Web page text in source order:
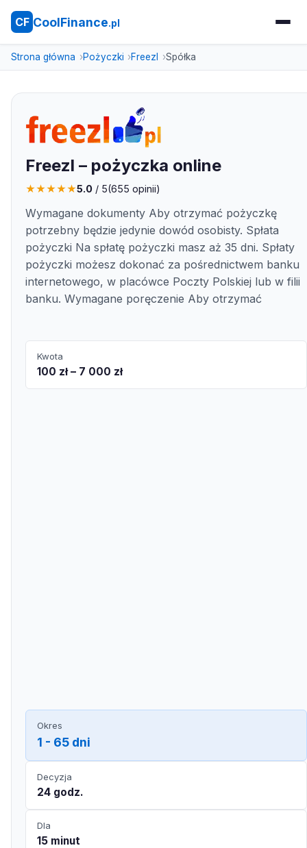
CF CoolFinance.pl
Strona główna Pożyczki Freezl Spółka
Freezl – pożyczka online
★★★★★5.0 / 5(655 opinii)
Wymagane dokumenty Aby otrzymać pożyczkę
potrzebny będzie jedynie dowód osobisty. Spłata
pożyczki Na spłatę pożyczki masz aż 35 dni. Spłaty
pożyczki możesz dokonać za pośrednictwem banku
internetowego, w placówce Poczty Polskiej lub w filii
banku. Wymagane poręczenie Aby otrzymać
Kwota
100 zł – 7 000 zł
Okres
1 - 65 dni
Decyzja
24 godz.
Dla
15 minut